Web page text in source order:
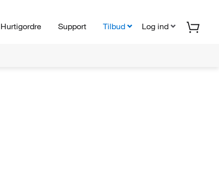
Hurtigordre Support Tilbud Log ind